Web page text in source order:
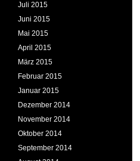
Juli 2015
Juni 2015
Mai 2015
April 2015
März 2015
Februar 2015
Januar 2015
Dezember 2014
November 2014
Oktober 2014
September 2014